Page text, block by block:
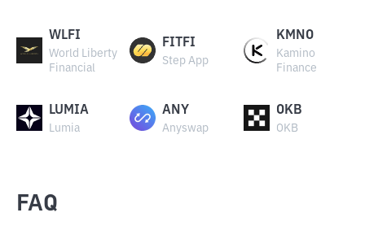
WLFI
World Liberty
Financial
FITFI
Step App
KMNO
Kamino
Finance
LUMIA
Lumia
ANY
Anyswap
OKB
OKB
FAQ